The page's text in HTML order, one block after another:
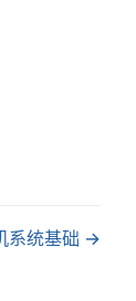
系统基础